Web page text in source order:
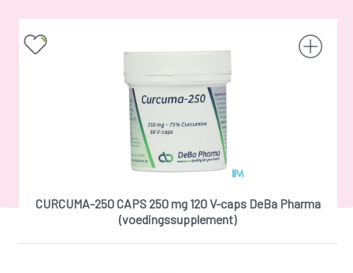
CURCUMA-250 CAPS 250 mg 120 V-caps DeBa Pharma
(voedingssupplement)